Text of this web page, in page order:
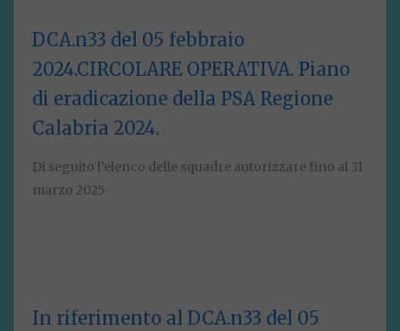
DCA.n33 del 05 febbraio
2024.CIRCOLARE OPERATIVA. Piano
di eradicazione della PSA Regione
Calabria 2024.
Di seguito l’elenco delle squadre autorizzare fino al 31
marzo 2025
In riferimento al DCA.n33 del 05